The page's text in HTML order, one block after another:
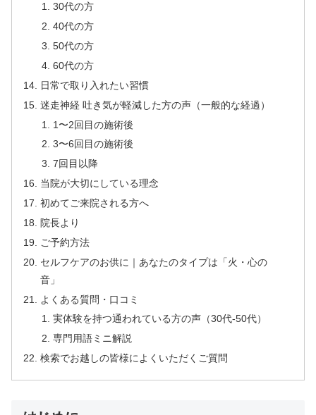
30代の方
40代の方
50代の方
60代の方
日常で取り入れたい習慣
迷走神経 吐き気が軽減した方の声（一般的な経過）
1〜2回目の施術後
3〜6回目の施術後
7回目以降
当院が大切にしている理念
初めてご来院される方へ
院長より
ご予約方法
セルフケアのお供に｜あなたのタイプは「火・心の
音」
よくある質問・口コミ
実体験を持つ通われている方の声（30代-50代）
専門用語ミニ解説
検索でお越しの皆様によくいただくご質問